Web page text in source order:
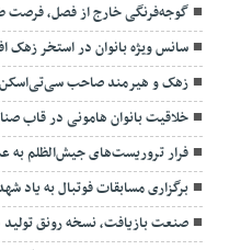
گوجه‌فرنگی خارج از فصل، فرصت
سانس ویژه بانوان در استخر زهک
زهک و هیرمند صاحب سی‌تی‌اسکن
خلاقیت بانوان هامونی در قاب
فرار تروریست‌های جیش‌الظلم به
برگزاری مسابقات فوتبال به یاد
صنعت بازیافت، نسخه رونق